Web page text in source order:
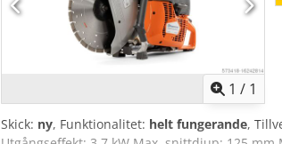
1 / 1
Skick: ny, Funktionalitet: helt fungerande,